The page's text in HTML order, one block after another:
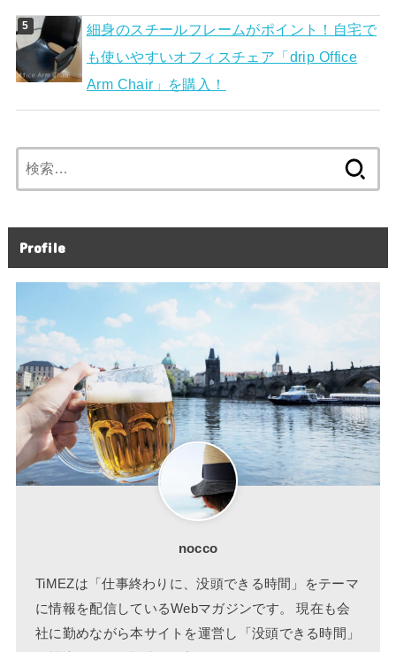
細身のスチールフレームがポイント！自宅で
も使いやすいオフィスチェア「drip Office
Arm Chair」を購入！
索:
Profile
nocco
TiMEZは「仕事終わりに、没頭できる時間」をテーマ
に情報を配信しているWebマガジンです。 現在も会
社に勤めながら本サイトを運営し「没頭できる時間」